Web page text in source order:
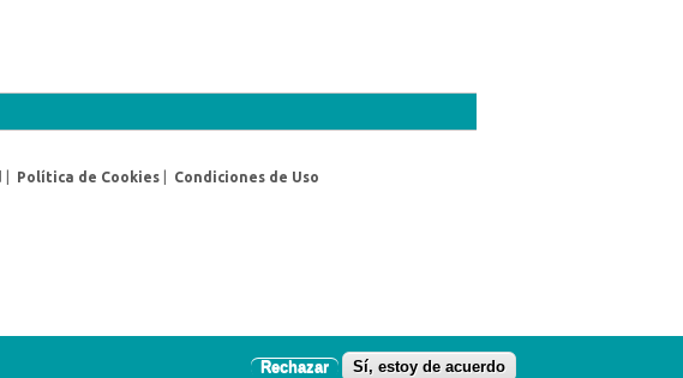
Política de Cookies| Condiciones de Uso
Rechazar Sí, estoy de acuerdo